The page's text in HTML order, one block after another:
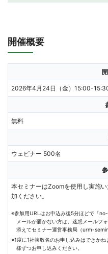
開催概要
2026年4月24日（金）15:00-
無料
ウェビナー 500名
本セミナーはZoomを使用し実施
加ください。
※参加用URLはお申込み後5分ほどで「
メールが届かない方は、迷惑メールフ
添えてセミナー運営事務局（urm-
※1度に1社複数名のお申し込みはできか
様ずつお申し込みください。